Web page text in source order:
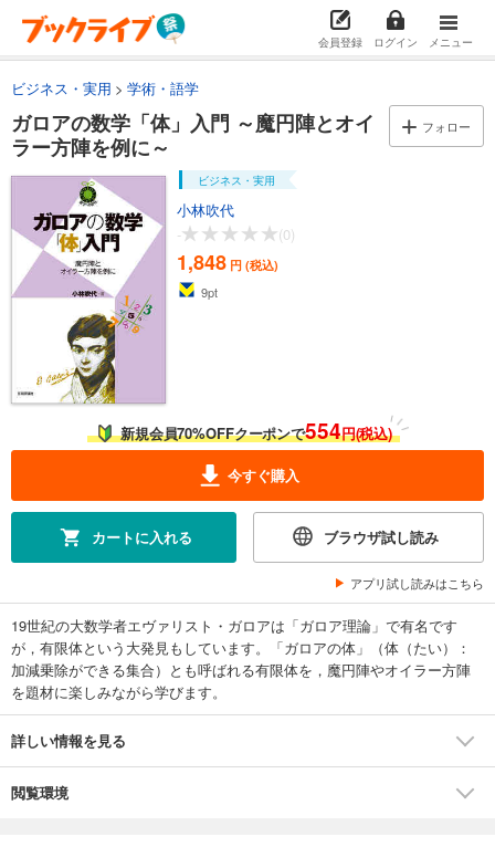
会員登録 ログイン メニュー
ビジネス・実用 学術・語学
ガロアの数学「体」入門 ～魔円陣とオイ
ラー方陣を例に～
フォロー
ビジネス・実用
小林吹代
-
(0)
1,848 円 (税込)
9pt
新規会員70%OFFクーポンで554円(税込)
今すぐ購入
カートに入れる ブラウザ試し読み
アプリ試し読みはこちら
19世紀の大数学者エヴァリスト・ガロアは「ガロア理論」で有名です
が，有限体という大発見もしています。「ガロアの体」（体（たい）：
加減乗除ができる集合）とも呼ばれる有限体を，魔円陣やオイラー方陣
を題材に楽しみながら学びます。
詳しい情報を見る
閲覧環境